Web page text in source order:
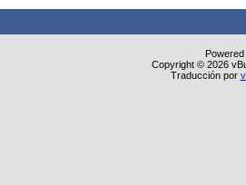
Copyright © 2026
Traducción por